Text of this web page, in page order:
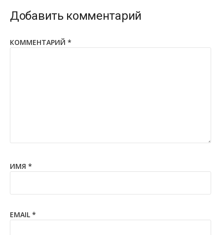
Добавить комментарий
КОММЕНТАРИЙ *
ИМЯ *
EMAIL *